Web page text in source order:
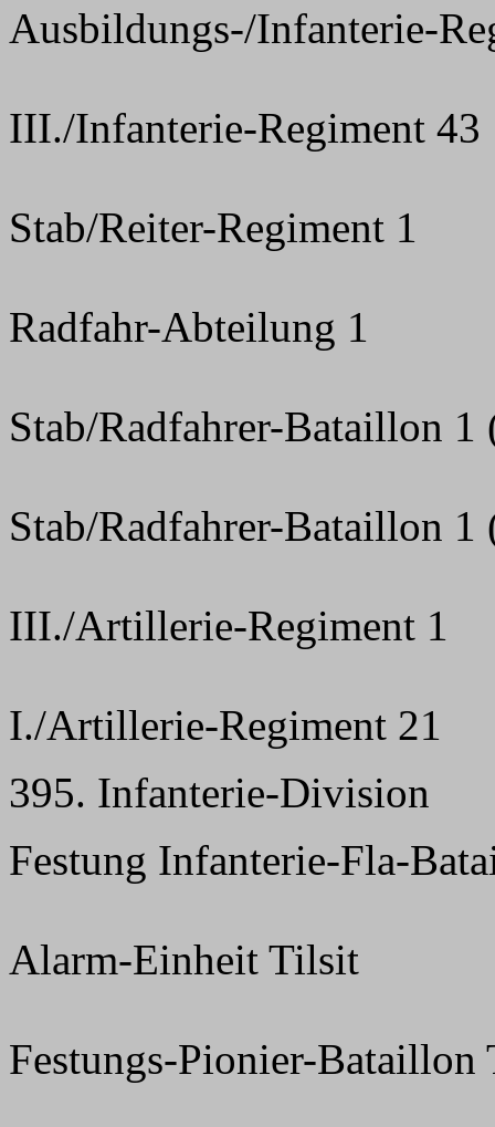
Ausbildungs-/Infanterie-
III./Infanterie-Regiment 43
Stab/Reiter-Regiment 1
Radfahr-Abteilung 1
Stab/Radfahrer-Bataillon 1
Stab/Radfahrer-Bataillon
III./Artillerie-Regiment 1
I./Artillerie-Regiment 21
395. Infanterie-Division
Festung Infanterie-Fla-
Alarm-Einheit Tilsit
Festungs-Pionier-Bataillon